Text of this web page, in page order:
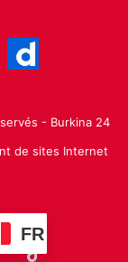
- Burkina 24
de sites Internet
FR
TikTok